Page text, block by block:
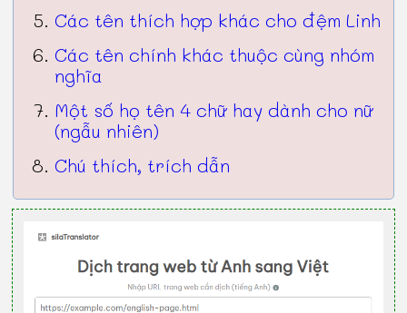
Các tên thích hợp khác cho đệm Linh
Các tên chính khác thuộc cùng nhóm
nghĩa
Một số họ tên 4 chữ hay dành cho nữ
(ngẫu nhiên)
Chú thích, trích dẫn